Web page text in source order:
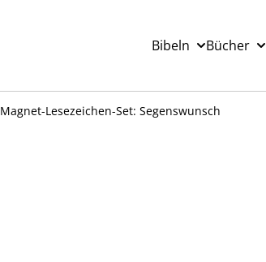
Bibeln Bücher
Magnet-Lesezeichen-Set: Segenswunsch